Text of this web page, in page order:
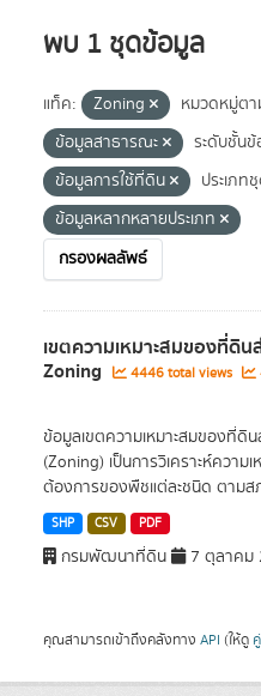
พบ 1 ชุดข้อมูล
แท็ค: Zoning
หมวดหมู่ต
ข้อมูลสาธารณะ
ระดับชั้น
ข้อมูลการใช้ที่ดิน
ประเภท
ข้อมูลหลากหลายประเภท
กรองผลลัพธ์
เขตความเหมาะสมของที่ดิ
Zoning 4446 total views
ข้อมูลเขตความเหมาะสมของที่ดิ
(Zoning) เป็นการวิเคราะห์ควา
ต้องการของพืชแต่ละชนิด ตามส
SHP CSV PDF
กรมพัฒนาที่ดิน 7 ตุลาคม
คุณสามารถเข้าถึงคลังทาง API (ให้ดู